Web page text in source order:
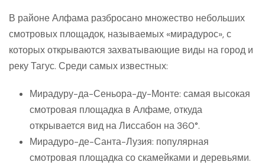
В районе Алфама разбросано множество небольших
смотровых площадок, называемых «мирадурос», с
которых открываются захватывающие виды на город и
реку Тагус. Среди самых известных:
Мирадуру-да-Сеньора-ду-Монте: самая высокая
смотровая площадка в Алфаме, откуда
открывается вид на Лиссабон на 360°.
Мирадуро-де-Санта-Лузия: популярная
смотровая площадка со скамейками и деревьями.